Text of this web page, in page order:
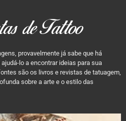
de Tattoo
provavelmente já sabe que há
lo a encontrar ideias para sua
são os livros e revistas de tatuagem,
sobre a arte e o estilo das